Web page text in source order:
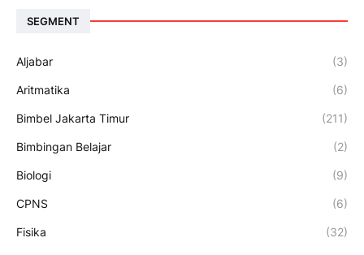
SEGMENT
Aljabar (3)
Aritmatika (6)
Bimbel Jakarta Timur (211)
Bimbingan Belajar (2)
Biologi (9)
CPNS (6)
Fisika (32)